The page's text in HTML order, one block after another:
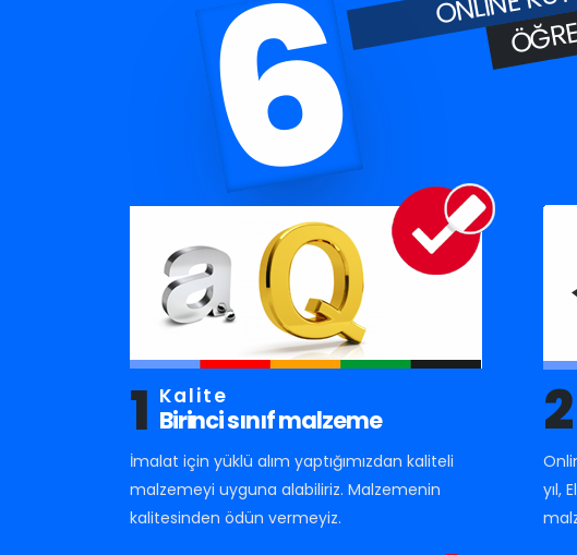
6
1 Kalite
Birinci sınıf malzeme
İmalat için yüklü alım yaptığımızdan kaliteli
malzemeyi uyguna alabiliriz. Malzemenin
kalitesinden ödün vermeyiz.
2
yıl,